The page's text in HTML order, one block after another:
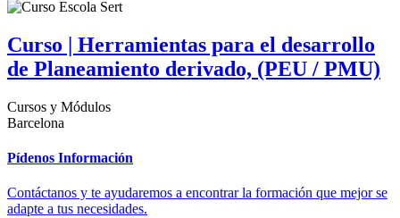
Curso | Herramientas para el desarrollo
de Planeamiento derivado, (PEU / PMU)
Cursos y Módulos
Barcelona
Pídenos Información
Contáctanos y te ayudaremos a encontrar la formación que mejor se
adapte a tus necesidades.